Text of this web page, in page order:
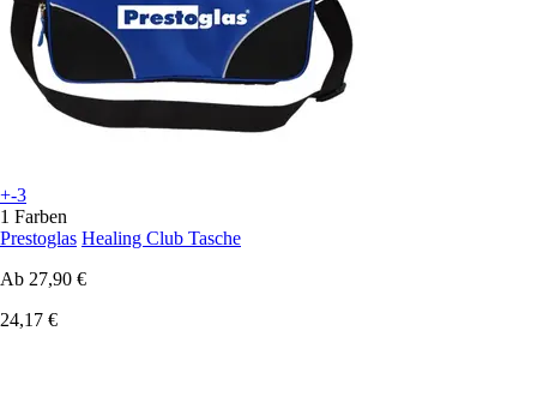
+-3
1 Farben
Prestoglas Healing Club Tasche
Ab 27,90 €
24,17 €